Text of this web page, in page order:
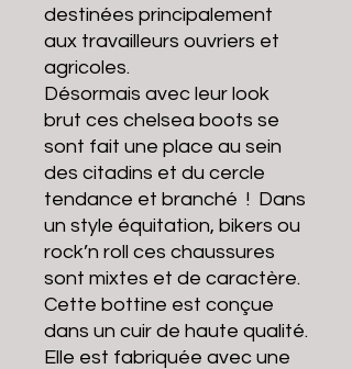
destinées principalement
aux travailleurs ouvriers et
agricoles.
Désormais avec leur look
brut ces chelsea boots se
sont fait une place au sein
des citadins et du cercle
tendance et branché ! Dans
un style équitation, bikers ou
rock’n roll ces chaussures
sont mixtes et de caractère.
Cette bottine est conçue
dans un cuir de haute qualité.
Elle est fabriquée avec une